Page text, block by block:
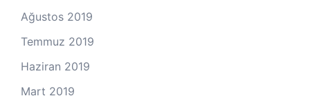
Ağustos 2019
Temmuz 2019
Haziran 2019
Mart 2019